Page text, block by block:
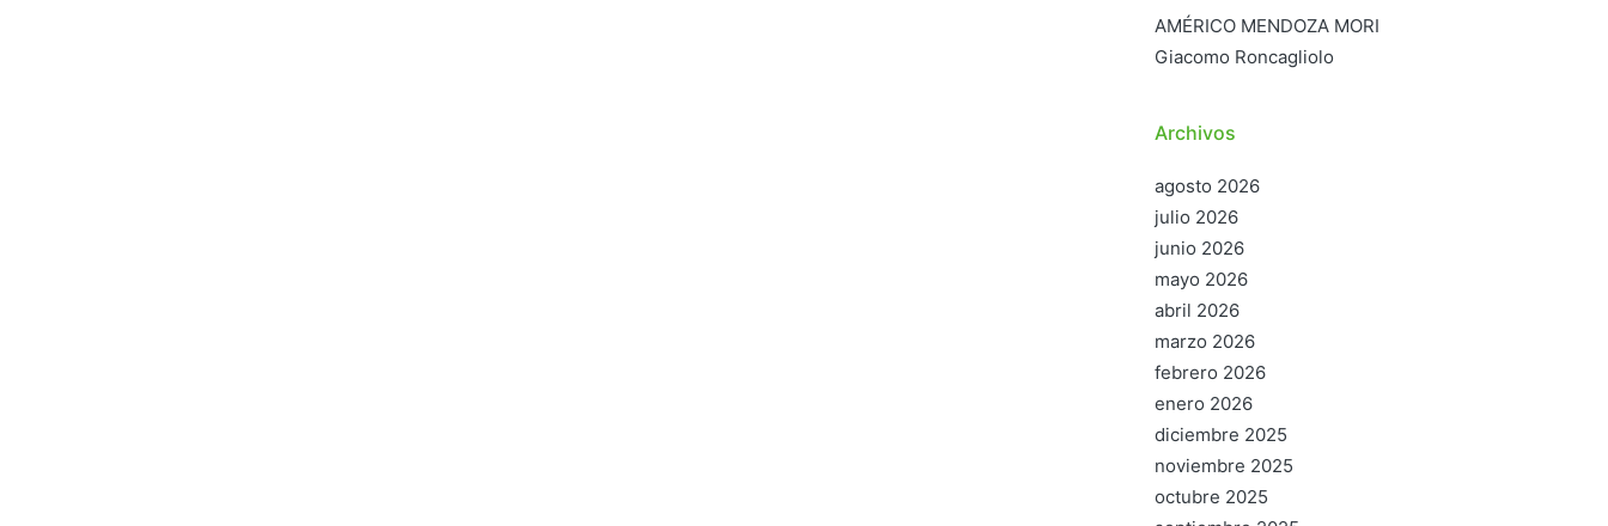
AMÉRICO MENDOZA MORI
Giacomo Roncagliolo
Archivos
agosto 2026
julio 2026
junio 2026
mayo 2026
abril 2026
marzo 2026
febrero 2026
enero 2026
diciembre 2025
noviembre 2025
octubre 2025